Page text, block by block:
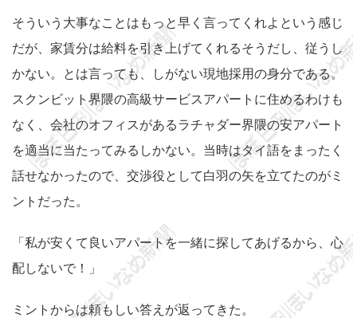
そういう大事なことはもっと早く言ってくれよという感じ
だが、家賃分は給料を引き上げてくれるそうだし、従うし
かない。とは言っても、しがない現地採用の身分である。
スクンビット界隈の高級サービスアパートに住めるわけも
なく、会社のオフィスがあるラチャダー界隈の安アパート
を適当に当たってみるしかない。当時はタイ語をまったく
話せなかったので、交渉役として白羽の矢を立てたのがミ
ントだった。
「私が安くて良いアパートを一緒に探してあげるから、心
配しないで！」
ミントからは頼もしい答えが返ってきた。